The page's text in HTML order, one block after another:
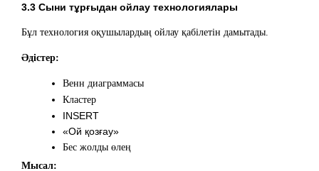
3.3 Сыни тұрғыдан ойлау технологиялары
Бұл технология оқушылардың ойлау қабілетін дамытады.
Әдістер:
Венн диаграммасы
Кластер
INSERT
«Ой қозғау»
Бес жолды өлең
Мысал: